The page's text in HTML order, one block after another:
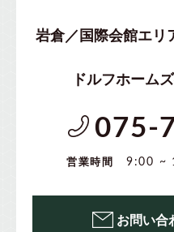
岩倉／国際会館エリ
ドルフホーム
075-
営業時間 9:00 ~
お問い合